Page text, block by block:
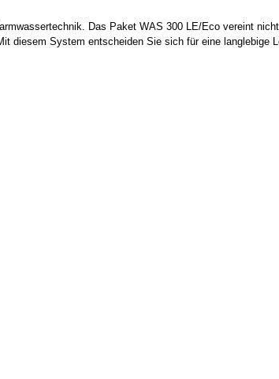
Das Paket WAS 300 LE/Eco vereint
diesem System entscheiden Sie sich für eine langlebige